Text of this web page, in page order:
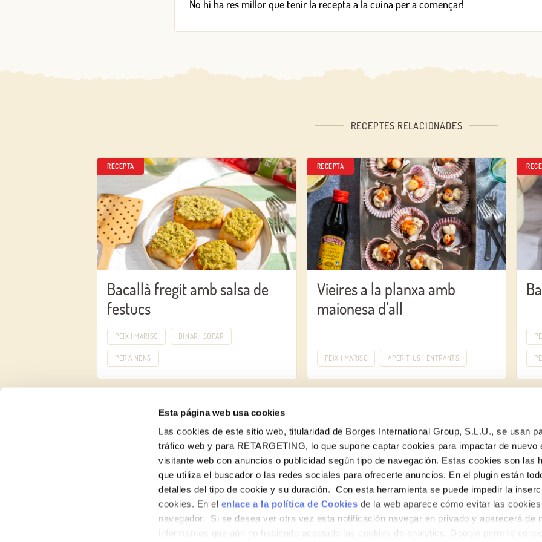
Esta página web usa cookies
Las cookies de este sitio web, titularidad de Borges International Group, S.L.U., se usan
tráfico web y para RETARGETING, lo que supone captar cookies para impactar de nuevo
visitante web con anuncios o publicidad según tipo de navegación. Estas cookies son las
que utiliza el buscador o las redes sociales para ofrecerte anuncios. En el plugin están
detalles del tipo de cookie y su duración. Con esta herramienta se puede impedir la
cookies. En el enlace a la política de Cookies de la web aparece cómo evitar las
navegador. Si se desea ver otra vez esta notificación navegar en privado y aparecerá de
informamos que aún no habiendo aceptado las cookies de analytics, Google permite
No hi ha res millor que tenir la recepta a la cuina per a començar!
RECEPTES RELACIONADES
RECEPTA
Bacallà fregit amb salsa de
festucs
PEIX I MARISC DINAR I SOPAR
PER A NENS
RECEPTA
Vieires a la planxa amb
maionesa d’all
PEIX I MARISC APERITIUS I ENTRANTS
Vols conèixer totes les nostres novetats?
Subscriu-te a la newsletter de Borges
Newsletter